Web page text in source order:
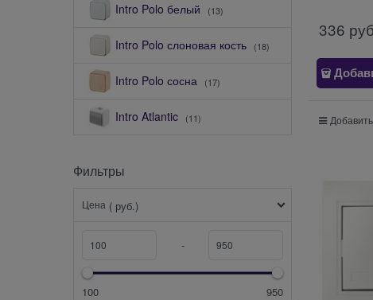
Intro Polo белый (13)
Intro Polo слоновая кость (18)
Intro Polo сосна (17)
Intro Atlantic (11)
Фильтры
Цена ( руб.)
-
100 950
336